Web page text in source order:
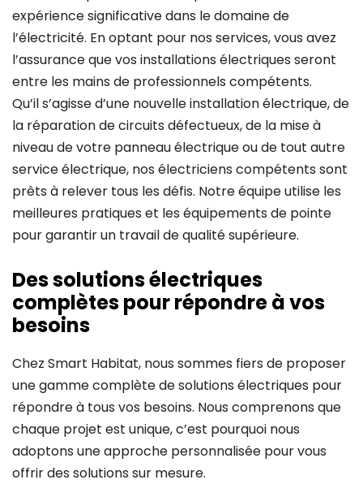
expérience significative dans le domaine de
l’électricité. En optant pour nos services, vous avez
l’assurance que vos installations électriques seront
entre les mains de professionnels compétents.
Qu’il s’agisse d’une nouvelle installation électrique, de
la réparation de circuits défectueux, de la mise à
niveau de votre panneau électrique ou de tout autre
service électrique, nos électriciens compétents sont
prêts à relever tous les défis. Notre équipe utilise les
meilleures pratiques et les équipements de pointe
pour garantir un travail de qualité supérieure.
Des solutions électriques
complètes pour répondre à vos
besoins
Chez Smart Habitat, nous sommes fiers de proposer
une gamme complète de solutions électriques pour
répondre à tous vos besoins. Nous comprenons que
chaque projet est unique, c’est pourquoi nous
adoptons une approche personnalisée pour vous
offrir des solutions sur mesure.